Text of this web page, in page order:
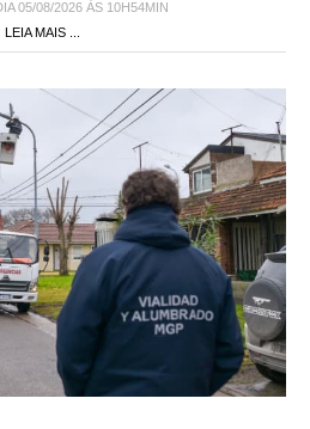
05/08/2026 ÀS 10H54MIN
LEIA MAIS ...